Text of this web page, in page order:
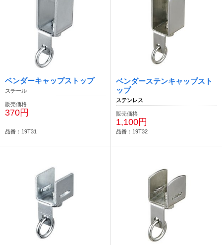
ベンダーキャップストップ
スチール
販売価格
370円
品番：19T31
ベンダーステンキャップスト
ップ
ステンレス
販売価格
1,100円
品番：19T32